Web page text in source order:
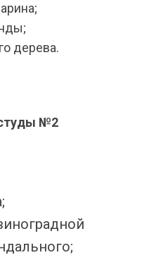
дерева.
№2